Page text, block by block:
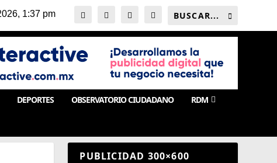
DEPORTES OBSERVATORIO CIUDADANO RDM
PUBLICIDAD 300×600